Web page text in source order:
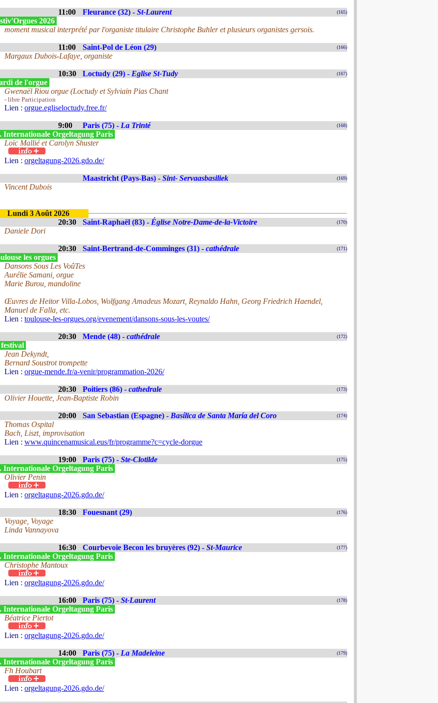
11:00 Fleurance (32) - St-Laurent (165)
2026
moment musical interprété par l'organiste titulaire Christophe Buhler et plusieurs organistes gersois.
11:00 Saint-Pol de Léon (29) (166)
Margaux Dubois-Lafaye, organiste
10:30 Loctudy (29) - Eglise St-Tudy (167)
de l'orgue
Gwenaël Riou orgue (Loctudy et Sylviain Pias Chant
- libre Participation
Lien : orgue.egliseloctudy.free.fr/
9:00 Paris (75) - La Trinté (168)
Internationale Orgeltagung Paris
Loïc Mallié et Carolyn Shuster
Lien : orgeltagung-2026.gdo.de/
Maastricht (Pays-Bas) - Sint- Servaasbasiliek (169)
Vincent Dubois
Lundi 3 Août 2026
20:30
Saint-Raphaël (83) - Église Notre-Dame-de-la-Victoire (170)
Daniele Dori
20:30 Saint-Bertrand-de-Comminges (31) - cathédrale (171)
les orgues
Dansons Sous Les VoûTes
Aurélie Samani, orgue
Marie Burou, mandoline
Œuvres de Heitor Villa-Lobos, Wolfgang Amadeus Mozart, Reynaldo Hahn, Georg Friedrich Haendel,
Manuel de Falla, etc.
Lien : toulouse-les-orgues.org/evenement/dansons-sous-les-voutes/
20:30 Mende (48) - cathédrale (172)
festival
Jean Dekyndt,
Bernard Soustrot trompette
Lien : orgue-mende.fr/a-venir/programmation-2026/
20:30 Poitiers (86) - cathedrale (173)
Olivier Houette, Jean-Baptiste Robin
20:00 San Sebastian (Espagne) - Basílica de Santa María del Coro (174)
Thomas Ospital
Bach, Liszt, improvisation
Lien : www.quincenamusical.eus/fr/programme?c=cycle-dorgue
19:00 Paris (75) - Ste-Clotilde (175)
Internationale Orgeltagung Paris
Olivier Penin
Lien : orgeltagung-2026.gdo.de/
18:30 Fouesnant (29) (176)
Voyage, Voyage
Linda Vannayova
16:30 Courbevoie Becon les bruyères (92) - St-Maurice (177)
Internationale Orgeltagung Paris
Christophe Mantoux
Lien : orgeltagung-2026.gdo.de/
16:00 Paris (75) - St-Laurent (178)
Internationale Orgeltagung Paris
Béatrice Piertot
Lien : orgeltagung-2026.gdo.de/
14:00 Paris (75) - La Madeleine (179)
Internationale Orgeltagung Paris
Fh Houbart
Lien : orgeltagung-2026.gdo.de/